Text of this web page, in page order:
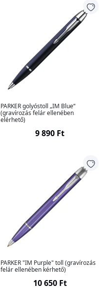
PARKER golyóstoll „IM Blue“
(gravírozás felár ellenében
elérhető)
9 890 Ft
PARKER "IM Purple" toll (gravírozás
felár ellenében kérhető)
10 650 Ft